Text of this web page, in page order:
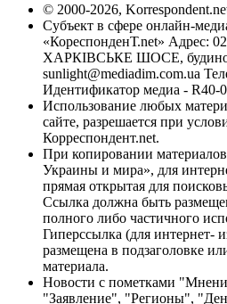
© 2000-2026,
Субъект в сфере онлайн-
«КореспонденТ.net» Адрес:
ХАРКІВСЬКЕ ШОСЕ, будинок
sunlight@mediadim.com.ua
Идентификатор медиа - R40-
Использование любых
сайте, разрешается при
Корреспондент.net.
При копировании
Украины и мира», для
прямая открытая для
Ссылка должна быть
полного либо частичного
Гиперссылка (для интернет-
размещена в подзаголовке
материала.
Новости с пометками
"Заявление", "Регионы",